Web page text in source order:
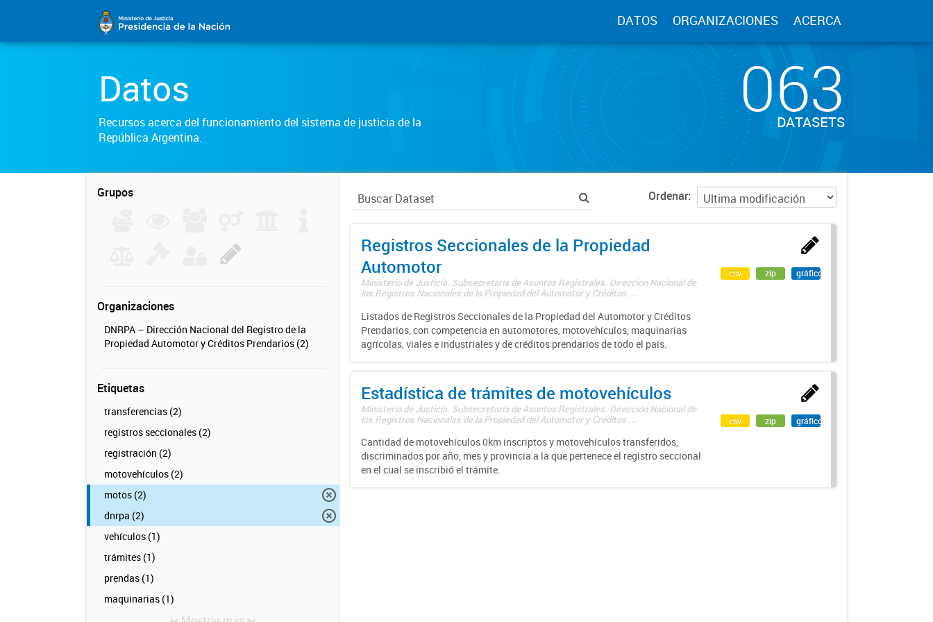
DATOS ORGANIZACIONES ACERCA
Datos
Recursos acerca del funcionamiento del sistema de justicia de la
República Argentina.
063
DATASETS
Grupos
Organizaciones
DNRPA – Dirección Nacional del Registro de la
Propiedad Automotor y Créditos Prendarios (2)
Etiquetas
transferencias (2)
registros seccionales (2)
registración (2)
motovehículos (2)
motos (2)
dnrpa (2)
vehículos (1)
trámites (1)
prendas (1)
maquinarias (1)
Ordenar
Registros Seccionales de la Propiedad
Automotor
Ministerio de Justicia. Subsecretaría de Asuntos Registrales. Dirección Nacional de
los Registros Nacionales de la Propiedad del Automotor y Créditos ...
Listados de Registros Seccionales de la Propiedad del Automotor y Créditos
Prendarios, con competencia en automotores, motovehículos, maquinarias
agrícolas, viales e industriales y de créditos prendarios de todo el país.
csv zip gráfico
Estadística de trámites de motovehículos
Ministerio de Justicia. Subsecretaría de Asuntos Registrales. Dirección Nacional de
los Registros Nacionales de la Propiedad del Automotor y Créditos ...
Cantidad de motovehículos 0km inscriptos y motovehículos transferidos,
discriminados por año, mes y provincia a la que pertenece el registro seccional
en el cual se inscribió el trámite.
csv zip gráfico